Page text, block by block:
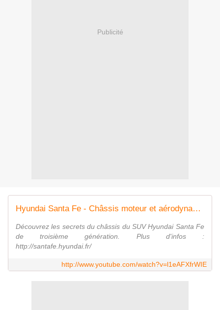
Publicité
Hyundai Santa Fe - Châssis moteur et aérodynamisme
Découvrez les secrets du châssis du SUV Hyundai Santa Fe
de troisième génération. Plus d'infos :
http://santafe.hyundai.fr/
http://www.youtube.com/watch?v=l1eAFXfrWIE